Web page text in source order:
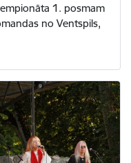
1. posmam
no Ventspils,